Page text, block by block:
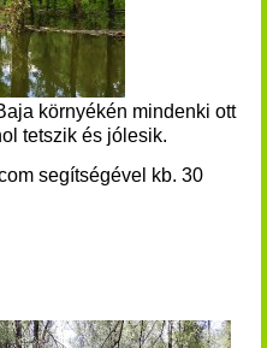
környékén mindenki ott
tetszik és jólesik.
segítségével kb. 30